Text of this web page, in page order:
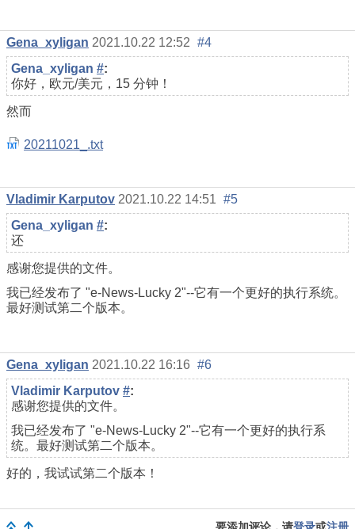
Gena_xyligan 2021.10.22 12:52 #4
Gena_xyligan #:
你好，欧元/美元，15 分钟！
然而
20211021_.txt
Vladimir Karputov 2021.10.22 14:51 #5
Gena_xyligan #:
还
感谢您提供的文件。
我已经发布了 "e-News-Lucky 2"--它有一个更好的执行系统。
最好测试第二个版本。
Gena_xyligan 2021.10.22 16:16 #6
Vladimir Karputov #:
感谢您提供的文件。
我已经发布了 "e-News-Lucky 2"--它有一个更好的执行系
统。最好测试第二个版本。
好的，我试试第二个版本！
要添加评论，请登录或注册